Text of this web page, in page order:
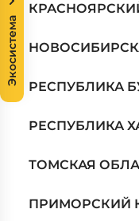
РЕСПУБЛИКА
РЕСПУБЛИКА
ТОМСКАЯ
ПРИМОРСКИЙ
Экосистема